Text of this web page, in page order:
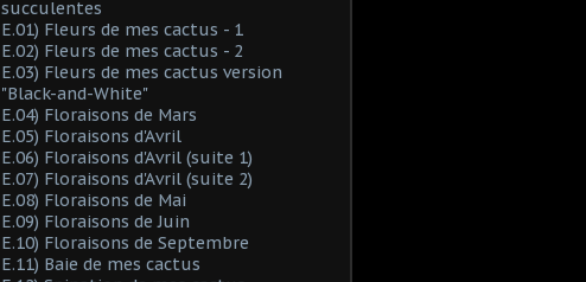
succulentes
E.01) Fleurs de mes cactus - 1
E.02) Fleurs de mes cactus - 2
E.03) Fleurs de mes cactus version
"Black-and-White"
E.04) Floraisons de Mars
E.05) Floraisons d'Avril
E.06) Floraisons d'Avril (suite 1)
E.07) Floraisons d'Avril (suite 2)
E.08) Floraisons de Mai
E.09) Floraisons de Juin
E.10) Floraisons de Septembre
E.11) Baie de mes cactus